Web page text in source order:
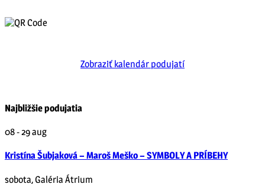
Zobraziť kalendár podujatí
Najbližšie podujatia
08 - 29aug
Kristína Šubjaková – Maroš Meško – SYMBOLY A PRÍBEHY
sobota,Galéria Átrium